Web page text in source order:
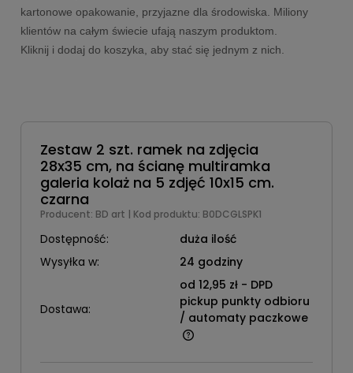
kartonowe opakowanie, przyjazne dla środowiska. Miliony
klientów na całym świecie ufają naszym produktom.
Kliknij i dodaj do koszyka, aby stać się jednym z nich.
Zestaw 2 szt. ramek na zdjęcia
28x35 cm, na ścianę multiramka
galeria kolaż na 5 zdjęć 10x15 cm.
czarna
Producent: BD art | Kod produktu: B0DCGLSPK1
Dostępność:
duża ilość
Wysyłka w:
24 godziny
Dostawa:
od 12,95 zł - DPD
pickup punkty odbioru
/ automaty paczkowe